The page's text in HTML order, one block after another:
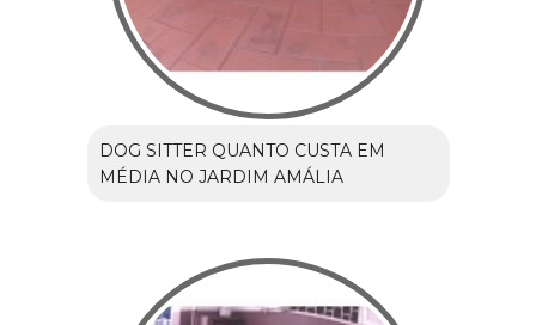
DOG SITTER QUANTO CUSTA EM
MÉDIA NO JARDIM AMÁLIA